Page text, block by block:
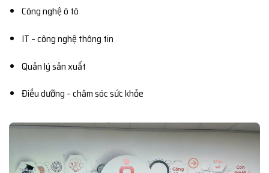
Công nghệ ô tô
IT – công nghệ thông tin
Quản lý sản xuất
Điều dưỡng – chăm sóc sức khỏe